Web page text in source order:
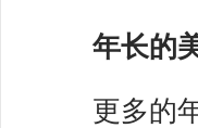
年长的美
更多的年